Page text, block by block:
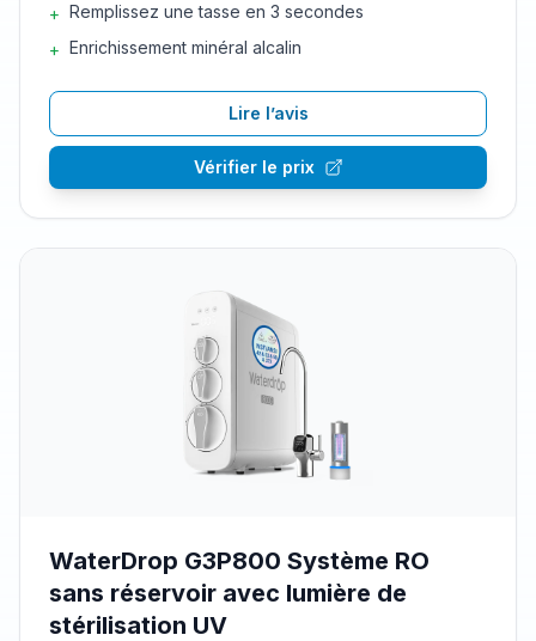
+ Remplissez une tasse en 3 secondes
+ Enrichissement minéral alcalin
Lire l’avis
Vérifier le prix
WaterDrop G3P800 Système RO
sans réservoir avec lumière de
stérilisation UV